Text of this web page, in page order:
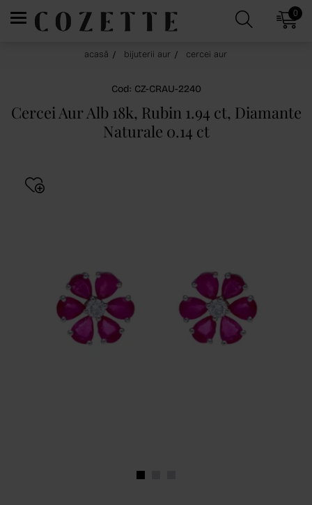
0
acasă bijuterii aur cercei aur
Cod: CZ-CRAU-2240
Cercei Aur Alb 18k, Rubin 1.94 ct, Diamante
Naturale 0.14 ct